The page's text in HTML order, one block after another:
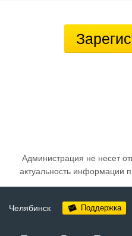
Администрация не несет
актуальность информации
Челябинск Поддержка